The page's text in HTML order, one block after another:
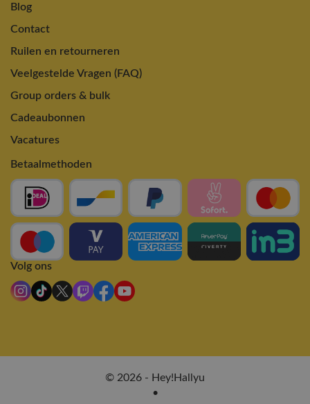
Blog
Contact
Ruilen en retourneren
Veelgestelde Vragen (FAQ)
Group orders & bulk
Cadeaubonnen
Vacatures
Betaalmethoden
Volg ons
© 2026 - Hey!Hallyu
•